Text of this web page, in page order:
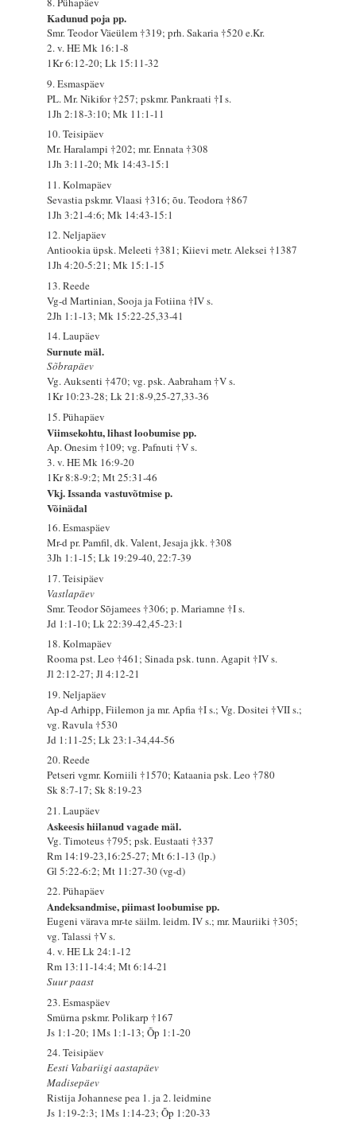
Kadunud poja pp.
Smr. Teodor Väeülem †319; prh. Sakaria †520 e.Kr.
2. v. HE Mk 16:1-8
1Kr 6:12-20; Lk 15:11-32
9. Esmaspäev
PL. Mr. Nikifor †257; pskmr. Pankraati †I s.
1Jh 2:18-3:10; Mk 11:1-11
10. Teisipäev
Mr. Haralampi †202; mr. Ennata †308
1Jh 3:11-20; Mk 14:43-15:1
11. Kolmapäev
Sevastia pskmr. Vlaasi †316; õu. Teodora †867
1Jh 3:21-4:6; Mk 14:43-15:1
12. Neljapäev
Antiookia üpsk. Meleeti †381; Kiievi metr. Aleksei †1387
1Jh 4:20-5:21; Mk 15:1-15
13. Reede
Vg-d Martinian, Sooja ja Fotiina †IV s.
2Jh 1:1-13; Mk 15:22-25,33-41
14. Laupäev
Surnute mäl.
Sõbrapäev
Vg. Auksenti †470; vg. psk. Aabraham †V s.
1Kr 10:23-28; Lk 21:8-9,25-27,33-36
15. Pühapäev
Viimsekohtu, lihast loobumise pp.
Ap. Onesim †109; vg. Pafnuti †V s.
3. v. HE Mk 16:9-20
1Kr 8:8-9:2; Mt 25:31-46
Vkj. Issanda vastuvõtmise p.
Võinädal
16. Esmaspäev
Mr-d pr. Pamfil, dk. Valent, Jesaja jkk. †308
3Jh 1:1-15; Lk 19:29-40, 22:7-39
17. Teisipäev
Vastlapäev
Smr. Teodor Sõjamees †306; p. Mariamne †I s.
Jd 1:1-10; Lk 22:39-42,45-23:1
18. Kolmapäev
Rooma pst. Leo †461; Sinada psk. tunn. Agapit †IV s.
Jl 2:12-27; Jl 4:12-21
19. Neljapäev
Ap-d Arhipp, Fiilemon ja mr. Apfia †I s.; Vg. Dositei †VII s.;
vg. Ravula †530
Jd 1:11-25; Lk 23:1-34,44-56
20. Reede
Petseri vgmr. Korniili †1570; Kataania psk. Leo †780
Sk 8:7-17; Sk 8:19-23
21. Laupäev
Askeesis hiilanud vagade mäl.
Vg. Timoteus †795; psk. Eustaati †337
Rm 14:19-23,16:25-27; Mt 6:1-13 (lp.)
Gl 5:22-6:2; Mt 11:27-30 (vg-d)
22. Pühapäev
Andeksandmise, piimast loobumise pp.
Eugeni värava mr-te säilm. leidm. IV s.; mr. Mauriiki †305;
vg. Talassi †V s.
4. v. HE Lk 24:1-12
Rm 13:11-14:4; Mt 6:14-21
Suur paast
23. Esmaspäev
Smürna pskmr. Polikarp †167
Js 1:1-20; 1Ms 1:1-13; Õp 1:1-20
24. Teisipäev
Eesti Vabariigi aastapäev
Madisepäev
Ristija Johannese pea 1. ja 2. leidmine
Js 1:19-2:3; 1Ms 1:14-23; Õp 1:20-33